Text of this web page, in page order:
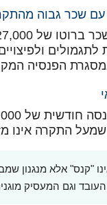
עם שכר גבוה
לתגמולים
הפנסיה
התקרה אינו
אינו "קנס" אלא
וגם המעסיק